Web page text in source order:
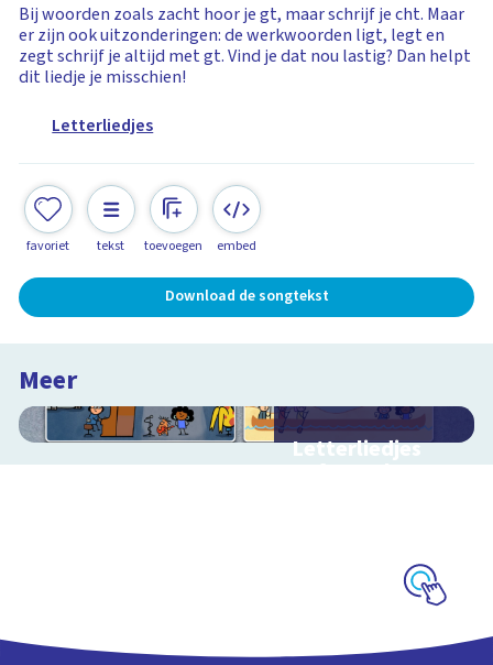
Bij woorden zoals zacht hoor je gt, maar schrijf je cht. Maar
er zijn ook uitzonderingen: de werkwoorden ligt, legt en
zegt schrijf je altijd met gt. Vind je dat nou lastig? Dan helpt
dit liedje je misschien!
Letterliedjes
favoriet tekst toevoegen embed
Download de songtekst
Meer
Letterliedjes
oefenspel